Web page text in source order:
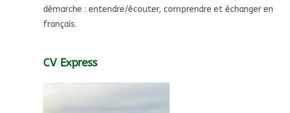
démarche : entendre/écouter, comprendre et échanger en
français.
CV Express